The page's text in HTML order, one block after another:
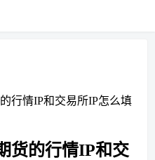
行情IP和交易所IP怎么填
货的行情IP和交